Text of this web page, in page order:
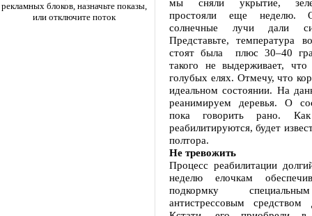
рекламных блоков, назначьте показы,
или отключите поток
мы сняли укрытие,
простояли еще неделю.
солнечные лучи дали
Представьте, температура
стоят была плюс 30–40
такого не выдерживает,
голубых елях. Отмечу, что
идеальном состоянии. На
реанимируем деревья. О
пока говорить рано.
реабилитируются, будет
полтора.
Не тревожить
Процесс реабилитации
неделю елочкам
подкормку
антистрессовым средством